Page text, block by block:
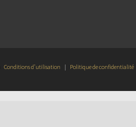
Conditions d’utilisation | Politique de confidentialité